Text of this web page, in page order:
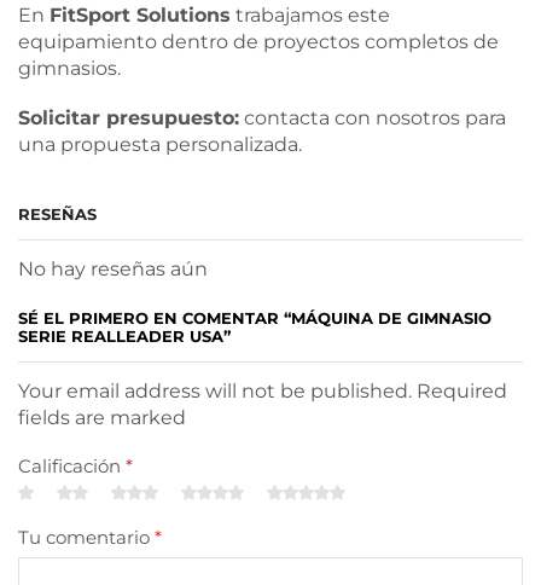
En FitSport Solutions trabajamos este
equipamiento dentro de proyectos completos de
gimnasios.
Solicitar presupuesto: contacta con nosotros para
una propuesta personalizada.
RESEÑAS
No hay reseñas aún
SÉ EL PRIMERO EN COMENTAR “MÁQUINA DE GIMNASIO
SERIE REALLEADER USA”
Your email address will not be published. Required
fields are marked
Calificación *
Tu comentario *